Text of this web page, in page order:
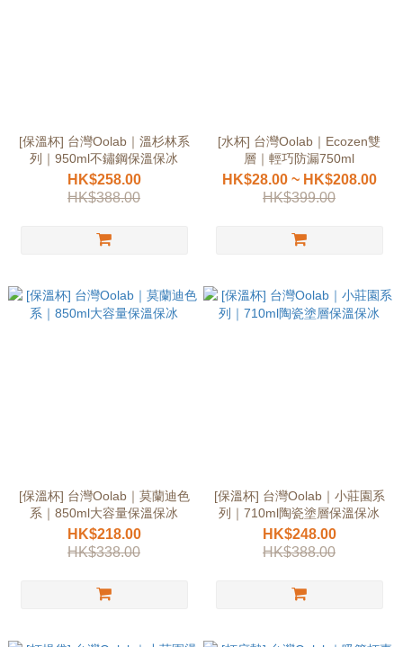
[保溫杯] 台灣Oolab｜溫杉林系
列｜950ml不鏽鋼保溫保冰
HK$258.00
HK$388.00
[水杯] 台灣Oolab｜Ecozen雙
層｜輕巧防漏750ml
HK$28.00 ~ HK$208.00
HK$399.00
[保溫杯] 台灣Oolab｜莫蘭迪色
系｜850ml大容量保溫保冰
HK$218.00
HK$338.00
[保溫杯] 台灣Oolab｜小莊園系
列｜710ml陶瓷塗層保溫保冰
HK$248.00
HK$388.00